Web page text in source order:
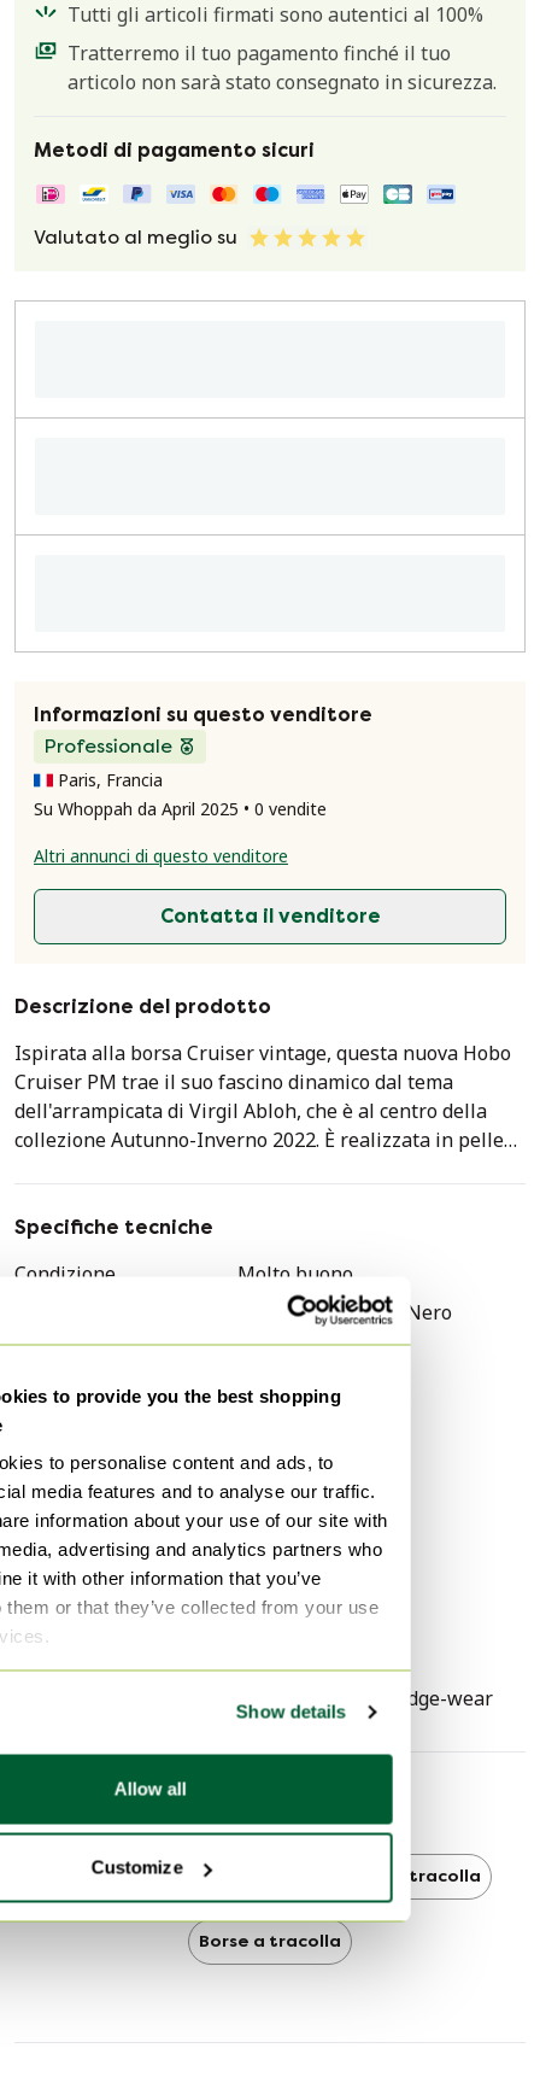
to provide you the best shopping
to personalise content and ads, to
media features and to analyse our traffic.
information about your use of our site with
advertising and analytics partners who
it with other information that you’ve
them or that they’ve collected from your use
Show details
Allow all
Customize
Tutti gli articoli firmati sono autentici al 100%
Tratterremo il tuo pagamento finché il tuo
articolo non sarà stato consegnato in sicurezza.
Metodi di pagamento sicuri
Valutato al meglio su
Informazioni su questo venditore
Professionale
Paris, Francia
Su Whoppah da April 2025 • 0 vendite
Altri annunci di questo venditore
Contatta il venditore
Descrizione del prodotto
Ispirata alla borsa Cruiser vintage, questa nuova Hobo
Cruiser PM trae il suo fascino dinamico dal tema
dell'arrampicata di Virgil Abloh, che è al centro della
collezione Autunno-Inverno 2022. È realizzata in pelle
Questo pezzo moderno è dotato di tracolla regolabile e
mano. Dettagli in metallo argentato. Interno in tela
grigia, 1 tasca a bustina. Firma: "Louis Vuitton Paris,
Made in Spain" - Sfilata Uomo Autunno/Inverno 2022.
Referenza: 101623. Condizioni generali: 8/10. Venduta
sacchetto antipolvere e scatola. In condizioni eccellenti,
quasi pari al nuovo, nonostante lievi segni sulla pelle e
sulle finiture.
Specifiche tecniche
Condizione
Molto buono
Grigio, Blu, Giallo, Nero
Materiale
Pelle
Numero di articoli
1
Genere
Donne
Modello
other
Colore hardware
Argento (SHW)
Altezza
24 cm
Larghezza
15 cm
usagesign-corneredge-wear
Louis Vuitton Louis Vuitton Borse a tracolla
Borse a tracolla